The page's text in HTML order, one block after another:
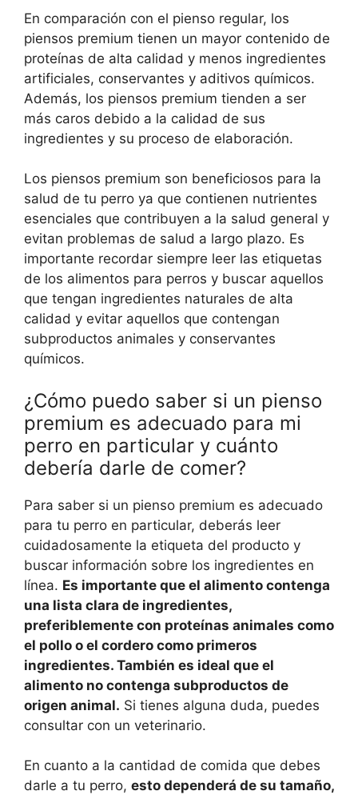
En comparación con el pienso regular, los
piensos premium tienen un mayor contenido de
proteínas de alta calidad y menos ingredientes
artificiales, conservantes y aditivos químicos.
Además, los piensos premium tienden a ser
más caros debido a la calidad de sus
ingredientes y su proceso de elaboración.
Los piensos premium son beneficiosos para la
salud de tu perro ya que contienen nutrientes
esenciales que contribuyen a la salud general y
evitan problemas de salud a largo plazo. Es
importante recordar siempre leer las etiquetas
de los alimentos para perros y buscar aquellos
que tengan ingredientes naturales de alta
calidad y evitar aquellos que contengan
subproductos animales y conservantes
químicos.
¿Cómo puedo saber si un pienso
premium es adecuado para mi
perro en particular y cuánto
debería darle de comer?
Para saber si un pienso premium es adecuado
para tu perro en particular, deberás leer
cuidadosamente la etiqueta del producto y
buscar información sobre los ingredientes en
línea. Es importante que el alimento contenga
una lista clara de ingredientes,
preferiblemente con proteínas animales como
el pollo o el cordero como primeros
ingredientes. También es ideal que el
alimento no contenga subproductos de
origen animal. Si tienes alguna duda, puedes
consultar con un veterinario.
En cuanto a la cantidad de comida que debes
darle a tu perro, esto dependerá de su tamaño,